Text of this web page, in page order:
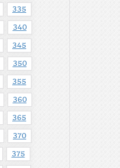
335
340
345
350
355
360
365
370
375